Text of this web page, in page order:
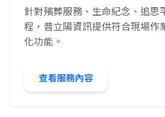
針對殯葬服務、生命紀念、追思
程，普立陽資訊提供符合現場作
化功能。
查看服務內容